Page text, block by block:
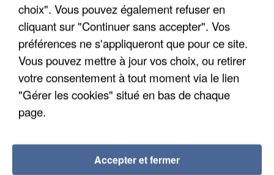
choix". Vous pouvez également refuser en
cliquant sur "Continuer sans accepter". Vos
préférences ne s'appliqueront que pour ce site.
Vous pouvez mettre à jour vos choix, ou retirer
votre consentement à tout moment via le lien
"Gérer les cookies" situé en bas de chaque
page.
Accepter et fermer